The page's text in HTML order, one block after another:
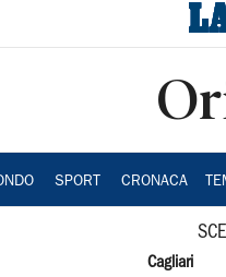
SPORT CRONACA
Cagliari